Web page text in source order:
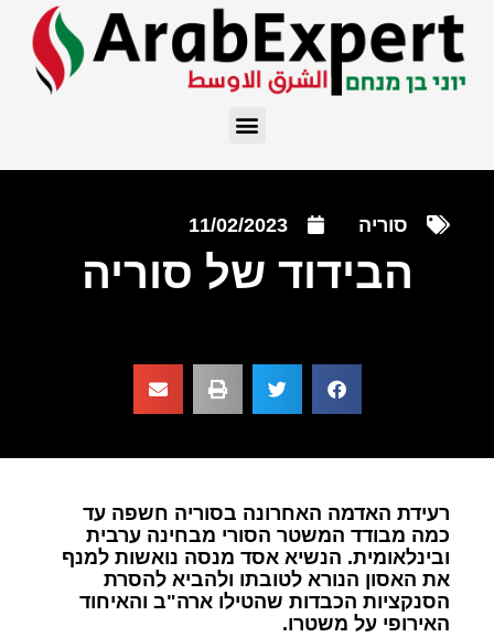
סוריה 11/02/2023
הבידוד של סוריה
רעידת האדמה האחרונה בסוריה חשפה עד
כמה מבודד המשטר הסורי מבחינה ערבית
ובינלאומית. הנשיא אסד מנסה נואשות למנף
את האסון הנורא לטובתו ולהביא להסרת
הסנקציות הכבדות שהטילו ארה"ב והאיחוד
האירופי על משטרו.